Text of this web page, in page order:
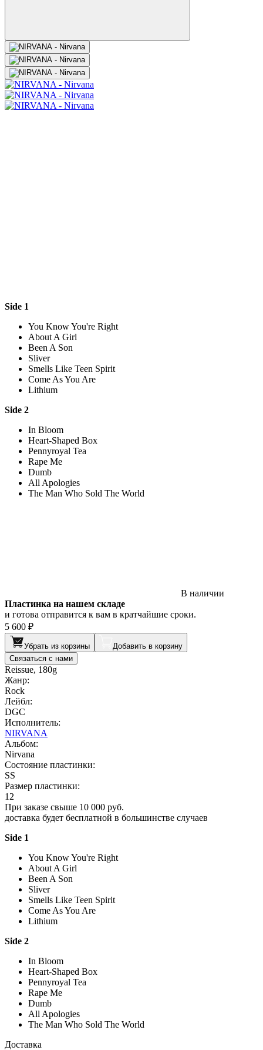
Side 1
You Know You're Right
About A Girl
Been A Son
Sliver
Smells Like Teen Spirit
Come As You Are
Lithium
Side 2
In Bloom
Heart-Shaped Box
Pennyroyal Tea
Rape Me
Dumb
All Apologies
The Man Who Sold The World
В наличии
Пластинка на нашем складе
и готова отправится к вам в кратчайшие сроки.
5 600 ₽
Убрать из корзины
Добавить в корзину
Связаться с нами
Reissue, 180g
Жанр:
Rock
Лейбл:
DGC
Исполнитель:
NIRVANA
Альбом:
Nirvana
Состояние пластинки:
SS
Размер пластинки:
12
При заказе свыше 10 000 руб.
доставка будет бесплатной в большинстве случаев
Side 1
You Know You're Right
About A Girl
Been A Son
Sliver
Smells Like Teen Spirit
Come As You Are
Lithium
Side 2
In Bloom
Heart-Shaped Box
Pennyroyal Tea
Rape Me
Dumb
All Apologies
The Man Who Sold The World
Доставка